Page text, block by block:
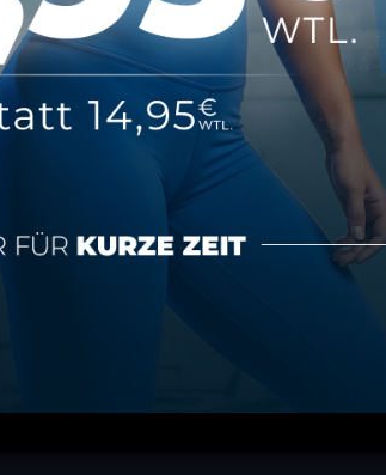
Über MAP Mainz
Über MAP Sports Club
Kontakt